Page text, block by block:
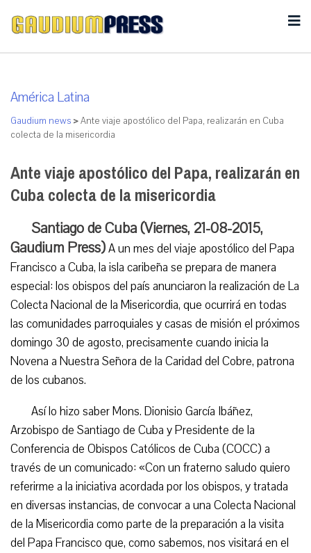
América Latina
Gaudium news >Ante viaje apostólico del Papa, realizarán en Cuba
colecta de la misericordia
Ante viaje apostólico del Papa, realizarán en
Cuba colecta de la misericordia
Santiago de Cuba (Viernes, 21-08-2015,
Gaudium Press)A un mes del viaje apostólico del Papa
Francisco a Cuba, la isla caribeña se prepara de manera
especial: los obispos del país anunciaron la realización de La
Colecta Nacional de la Misericordia, que ocurrirá en todas
las comunidades parroquiales y casas de misión el próximos
domingo 30 de agosto, precisamente cuando inicia la
Novena a Nuestra Señora de la Caridad del Cobre, patrona
de los cubanos.
Así lo hizo saber Mons. Dionisio García Ibáñez,
Arzobispo de Santiago de Cuba y Presidente de la
Conferencia de Obispos Católicos de Cuba (COCC) a
través de un comunicado: «Con un fraterno saludo quiero
referirme a la iniciativa acordada por los obispos, y tratada
en diversas instancias, de convocar a una Colecta Nacional
de la Misericordia como parte de la preparación a la visita
del Papa Francisco que, como sabemos, nos visitará en el